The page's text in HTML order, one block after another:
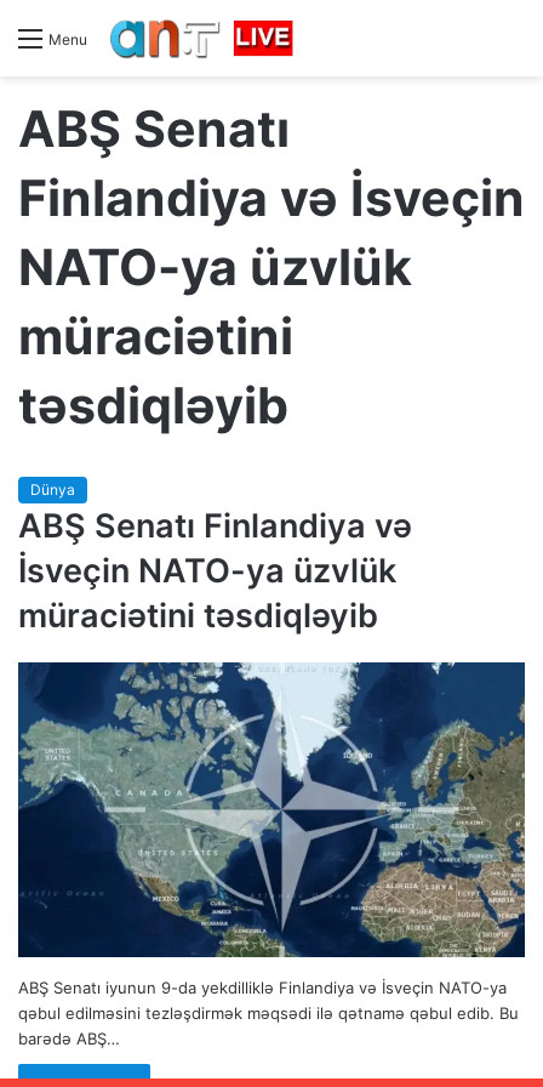
Menu
ABŞ Senatı
Finlandiya və İsveçin
NATO-ya üzvlük
müraciətini
təsdiqləyib
Dünya
ABŞ Senatı Finlandiya və
İsveçin NATO-ya üzvlük
müraciətini təsdiqləyib
ABŞ Senatı iyunun 9-da yekdilliklə Finlandiya və İsveçin NATO-ya
qəbul edilməsini tezləşdirmək məqsədi ilə qətnamə qəbul edib. Bu
barədə ABŞ…